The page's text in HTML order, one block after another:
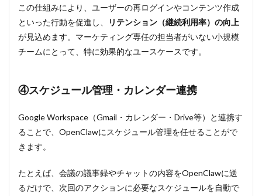
設定を
する
9.2
OpenClaw
る
Gateway
Tokenを
保存す
9.3
Step③：
Anthropic
この仕組みにより、ユーザーの再ログインやコンテンツ作成
といった行動を促進し、
リテンション（継続利用率）の向上
が見込めます。マーケティング専任の担当者がいない小規模
チームにとって、特に効果的なユースケースです。
④スケジュール管理・カレンダー連携
Google Workspace（Gmail・カレンダー・Drive等）と連携す
ることで、OpenClawにスケジュール管理を任せることがで
きます。
たとえば、会議の議事録やチャットの内容をOpenClawに送
るだけで、次回のアクションに必要なスケジュールを自動で